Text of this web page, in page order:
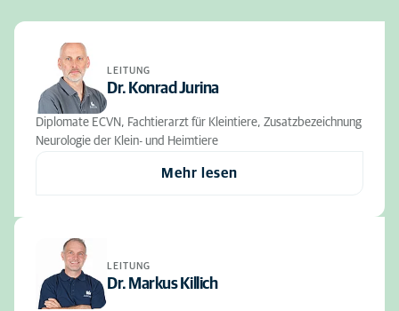
LEITUNG
Dr. Konrad Jurina
Diplomate ECVN, Fachtierarzt für Kleintiere, Zusatzbezeichnung
Neurologie der Klein- und Heimtiere
Mehr lesen
LEITUNG
Dr. Markus Killich